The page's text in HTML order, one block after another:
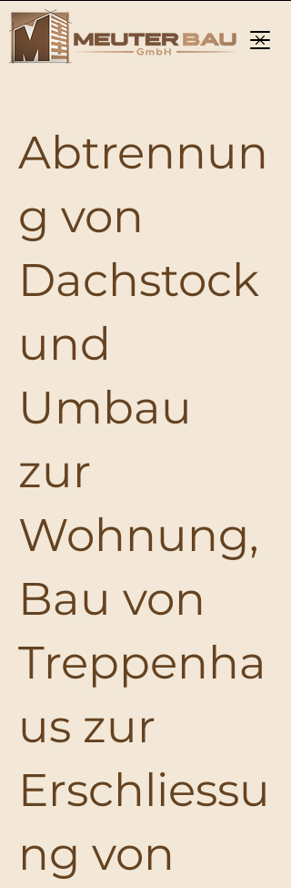
Abtrennun
g von
Dachstock
und
Umbau
zur
Wohnung,
Bau von
Treppenha
us zur
Erschliessu
ng von